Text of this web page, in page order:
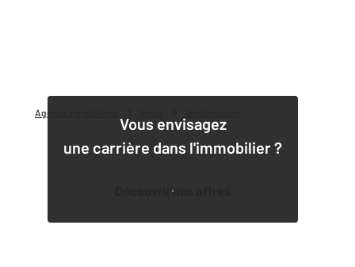
Agence immobilière
Vous envisagez
une carrière dans l'immobilier ?
Découvrir nos offres